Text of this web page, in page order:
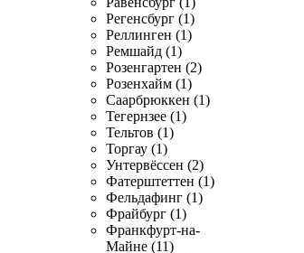
Регенсбург (1)
Реллинген (1)
Ремшайд (1)
Розенгартен (2)
Розенхайм (1)
Саарбрюккен (1)
Тегернзее (1)
Тельтов (1)
Торгау (1)
Унтервёссен (2)
Фатерштеттен (1)
Фельдафинг (1)
Фрайбург (1)
Франкфурт-на-
Майне (11)